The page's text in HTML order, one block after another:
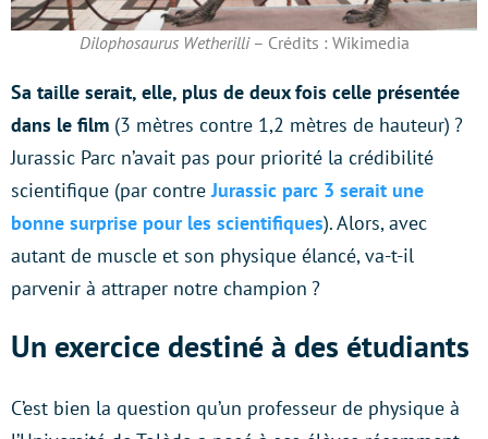
Dilophosaurus Wetherilli– Crédits : Wikimedia
Sa taille serait, elle, plus de deux fois celle présentée
dans le film (3 mètres contre 1,2 mètres de hauteur) ?
Jurassic Parc n’avait pas pour priorité la crédibilité
scientifique (par contreJurassic parc 3 serait une
bonne surprise pour les scientifiques). Alors, avec
autant de muscle et son physique élancé, va-t-il
parvenir à attraper notre champion ?
Un exercice destiné à des étudiants
C’est bien la question qu’un professeur de physique à